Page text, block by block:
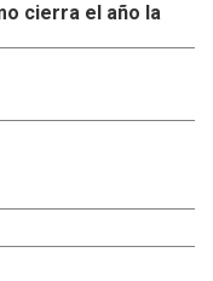
cierra el año la